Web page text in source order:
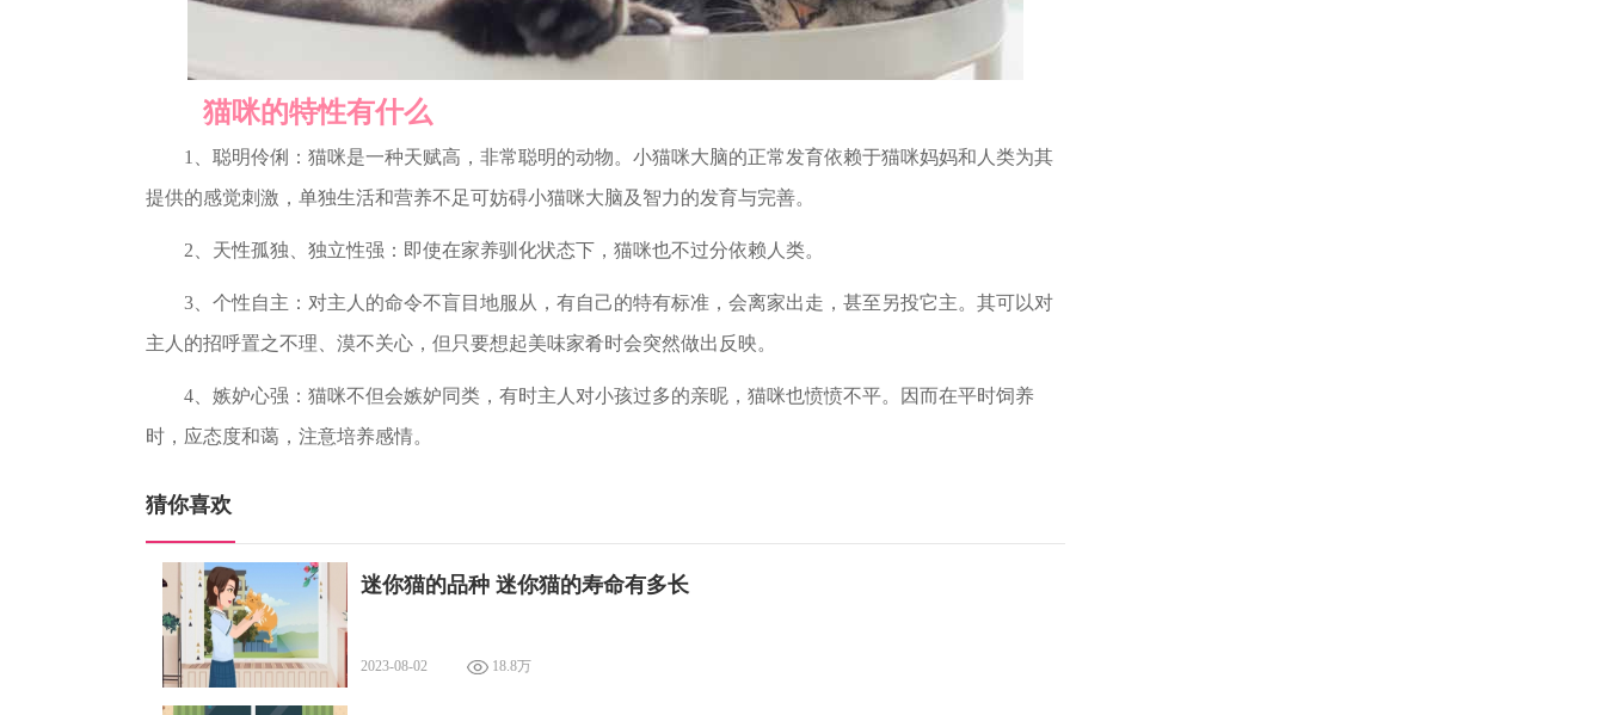
猫咪的特性有什么
1、聪明伶俐：猫咪是一种天赋高，非常聪明的动物。小猫咪大脑的正常发育依赖于猫咪妈妈和人类为其
提供的感觉刺激，单独生活和营养不足可妨碍小猫咪大脑及智力的发育与完善。
2、天性孤独、独立性强：即使在家养驯化状态下，猫咪也不过分依赖人类。
3、个性自主：对主人的命令不盲目地服从，有自己的特有标准，会离家出走，甚至另投它主。其可以对
主人的招呼置之不理、漠不关心，但只要想起美味家肴时会突然做出反映。
4、嫉妒心强：猫咪不但会嫉妒同类，有时主人对小孩过多的亲昵，猫咪也愤愤不平。因而在平时饲养
时，应态度和蔼，注意培养感情。
猜你喜欢
迷你猫的品种 迷你猫的寿命有多长
2023-08-02 18.8万